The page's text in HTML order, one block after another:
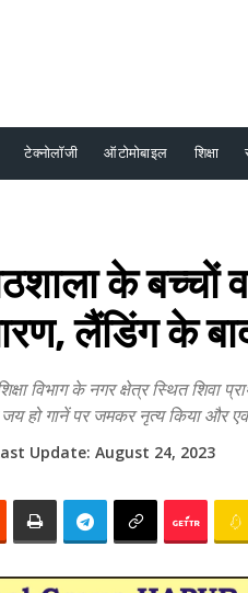
टेक्नोलॉजी ऑटोमोबाइल शिक्षा
के बच्चों
लैंडिंग के
के नगर क्षेत्र स्थित शिवा
जय हो गानें पर जमकर नृत्य किया
Update: August 24, 2023